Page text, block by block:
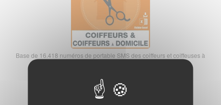
Base de 16.418 numéros de portable SMS des coiffeurs et coiffeuses à
180,00 € HT
Base SMS des estheticiennes à domicile